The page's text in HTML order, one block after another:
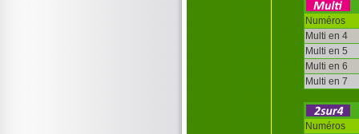
Numéros
Multi en 4
Multi en 5
Multi en 6
Multi en 7
Numéros